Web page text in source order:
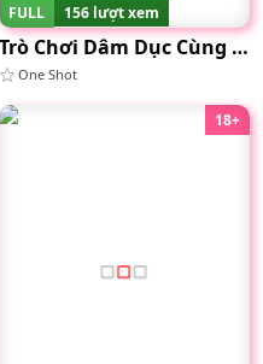
FULL 156 lượt xem
Trò Chơi Dâm Dục Cùng Em Thỏ Vàng
One Shot
18+